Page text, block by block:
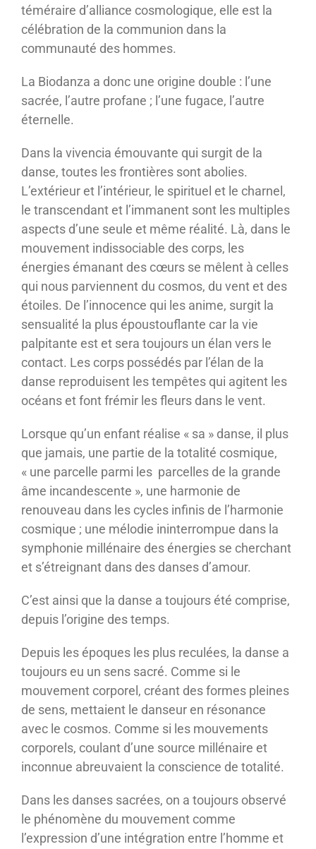
téméraire d’alliance cosmologique, elle est la
célébration de la communion dans la
communauté des hommes.
La Biodanza a donc une origine double : l’une
sacrée, l’autre profane ; l’une fugace, l’autre
éternelle.
Dans la vivencia émouvante qui surgit de la
danse, toutes les frontières sont abolies.
L’extérieur et l’intérieur, le spirituel et le charnel,
le transcendant et l’immanent sont les multiples
aspects d’une seule et même réalité. Là, dans le
mouvement indissociable des corps, les
énergies émanant des cœurs se mêlent à celles
qui nous parviennent du cosmos, du vent et des
étoiles. De l’innocence qui les anime, surgit la
sensualité la plus époustouflante car la vie
palpitante est et sera toujours un élan vers le
contact. Les corps possédés par l’élan de la
danse reproduisent les tempêtes qui agitent les
océans et font frémir les fleurs dans le vent.
Lorsque qu’un enfant réalise « sa » danse, il plus
que jamais, une partie de la totalité cosmique,
« une parcelle parmi les parcelles de la grande
âme incandescente », une harmonie de
renouveau dans les cycles infinis de l’harmonie
cosmique ; une mélodie ininterrompue dans la
symphonie millénaire des énergies se cherchant
et s’étreignant dans des danses d’amour.
C’est ainsi que la danse a toujours été comprise,
depuis l’origine des temps.
Depuis les époques les plus reculées, la danse a
toujours eu un sens sacré. Comme si le
mouvement corporel, créant des formes pleines
de sens, mettaient le danseur en résonance
avec le cosmos. Comme si les mouvements
corporels, coulant d’une source millénaire et
inconnue abreuvaient la conscience de totalité.
Dans les danses sacrées, on a toujours observé
le phénomène du mouvement comme
l’expression d’une intégration entre l’homme et